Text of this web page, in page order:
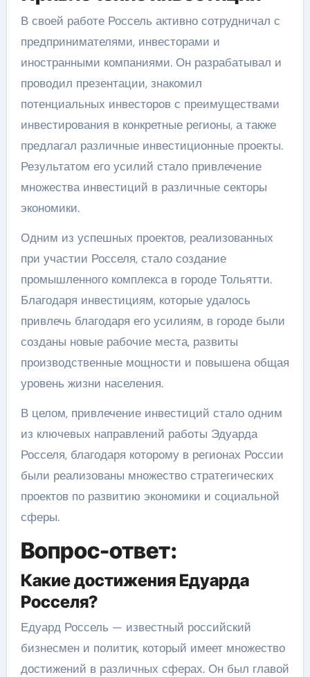
В своей работе Россель активно сотрудничал с
предпринимателями, инвесторами и
иностранными компаниями. Он разрабатывал и
проводил презентации, знакомил
потенциальных инвесторов с преимуществами
инвестирования в конкретные регионы, а также
предлагал различные инвестиционные проекты.
Результатом его усилий стало привлечение
множества инвестиций в различные секторы
экономики.
Одним из успешных проектов, реализованных
при участии Росселя, стало создание
промышленного комплекса в городе Тольятти.
Благодаря инвестициям, которые удалось
привлечь благодаря его усилиям, в городе были
созданы новые рабочие места, развиты
производственные мощности и повышена общая
уровень жизни населения.
В целом, привлечение инвестиций стало одним
из ключевых направлений работы Эдуарда
Росселя, благодаря которому в регионах России
были реализованы множество стратегических
проектов по развитию экономики и социальной
сферы.
Вопрос-ответ:
Какие достижения Едуарда
Росселя?
Едуард Россель — известный российский
бизнесмен и политик, который имеет множество
достижений в различных сферах. Он был главой